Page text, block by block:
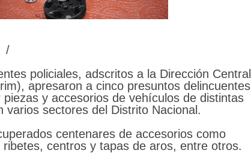
/
policiales, adscritos a la Dirección Central
apresaron a cinco presuntos delincuentes
y accesorios de vehículos de distintas
varios sectores del Distrito Nacional.
centenares de accesorios como
centros y tapas de aros, entre otros.